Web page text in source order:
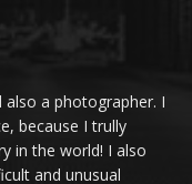
a photographer. I
because I trully
in the world! I also
and unusual